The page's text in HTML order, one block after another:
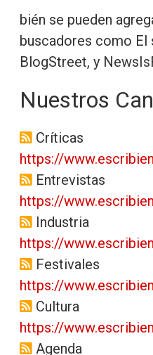
bién se pueden
buscadores como El
BlogStreet, y
Nuestros
Críticas
https://
Entrevistas
https://
Industria
https://
Festivales
https://
Cultura
https://
Agenda